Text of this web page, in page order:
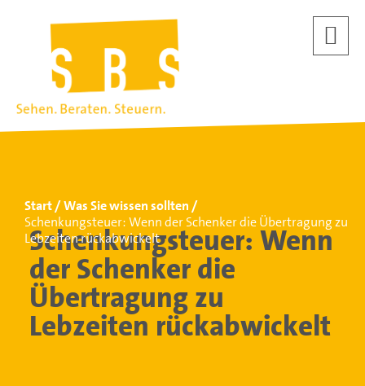
Start
Was Sie wissen sollten
Schenkungsteuer: Wenn der Schenker die Übertragung zu
Lebzeiten rückabwickelt
Schenkungsteuer: Wenn
der Schenker die
Übertragung zu
Lebzeiten rückabwickelt